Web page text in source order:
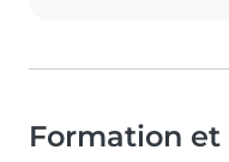
Formation